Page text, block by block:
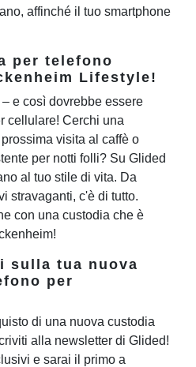
affinché il tuo smartphone
per telefono
Lifestyle!
e così dovrebbe essere
cellulare! Cerchi una
visita al caffè o
per notti folli? Su Glided
al tuo stile di vita. Da
stravaganti, c'è di tutto.
con una custodia che è
sulla tua nuova
per
di una nuova custodia
alla newsletter di Glided!
e sarai il primo a